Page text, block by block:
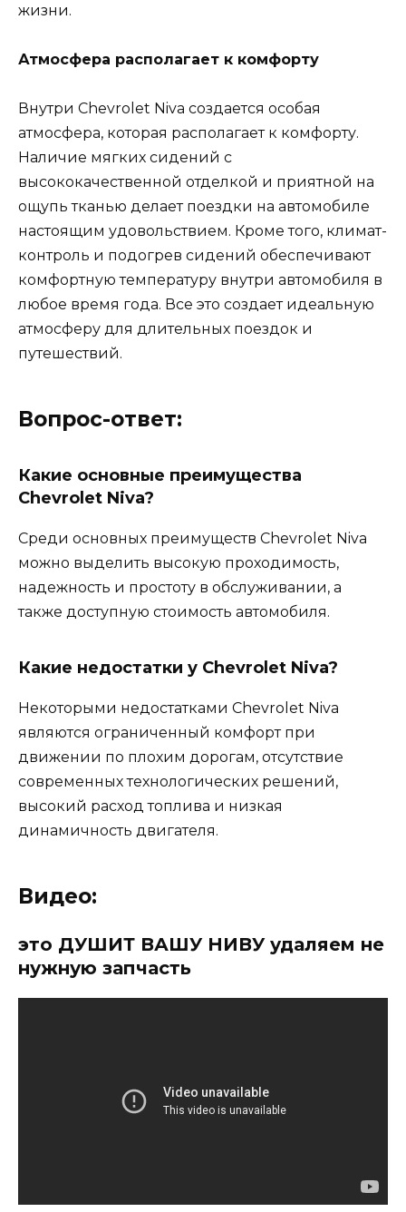
жизни.
Атмосфера располагает к комфорту
Внутри Chevrolet Niva создается особая
атмосфера, которая располагает к комфорту.
Наличие мягких сидений с
высококачественной отделкой и приятной на
ощупь тканью делает поездки на автомобиле
настоящим удовольствием. Кроме того, климат-
контроль и подогрев сидений обеспечивают
комфортную температуру внутри автомобиля в
любое время года. Все это создает идеальную
атмосферу для длительных поездок и
путешествий.
Вопрос-ответ:
Какие основные преимущества
Chevrolet Niva?
Среди основных преимуществ Chevrolet Niva
можно выделить высокую проходимость,
надежность и простоту в обслуживании, а
также доступную стоимость автомобиля.
Какие недостатки у Chevrolet Niva?
Некоторыми недостатками Chevrolet Niva
являются ограниченный комфорт при
движении по плохим дорогам, отсутствие
современных технологических решений,
высокий расход топлива и низкая
динамичность двигателя.
Видео:
это ДУШИТ ВАШУ НИВУ удаляем не
нужную запчасть